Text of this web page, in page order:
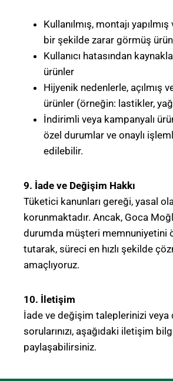
Kullanılmış, montajı
bir şekilde zarar görmüş
Kullanıcı hatasından
ürünler
Hijyenik nedenlerle, açılmış
ürünler (örneğin: lastikler,
İndirimli veya kampanyalı
özel durumlar ve onaylı
edilebilir.
9. İade ve Değişim Hakkı
Tüketici kanunları gereği, yasal
korunmaktadır. Ancak, Goca
durumda müşteri memnuniyetini
tutarak, süreci en hızlı şekilde
amaçlıyoruz.
10. İletişim
İade ve değişim taleplerinizi veya
sorularınızı, aşağıdaki iletişim
paylaşabilirsiniz.